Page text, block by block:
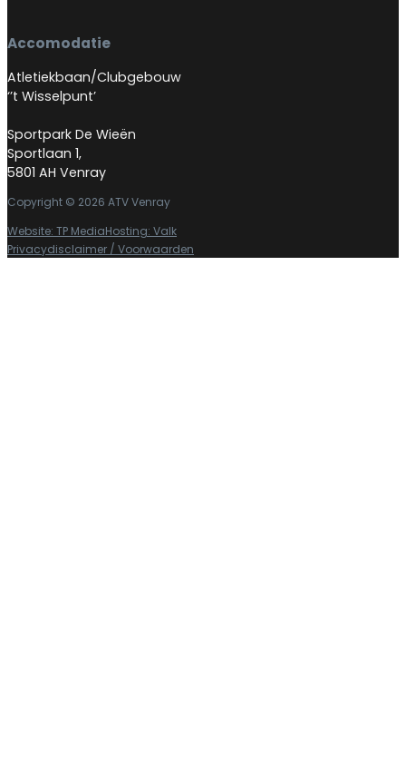
Accomodatie
Atletiekbaan/Clubgebouw
‘’t Wisselpunt’
Sportpark De Wieën
Sportlaan 1,
5801 AH Venray
Copyright © 2026 ATV Venray
Website: TP MediaHosting: Valk
Privacydisclaimer / Voorwaarden